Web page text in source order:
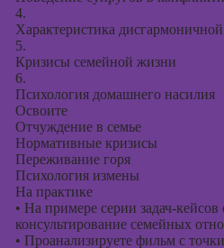
4.
Характеристика
5.
Кризисы семейной жизни
6.
Психология домашнего насилия
Освоите
Отчуждение в семье
Нормативные кризисы
Переживание горя
Психология измены
На практике
• На примере серии задач-кейсов
консультирование семейных
• Проанализируете фильм с